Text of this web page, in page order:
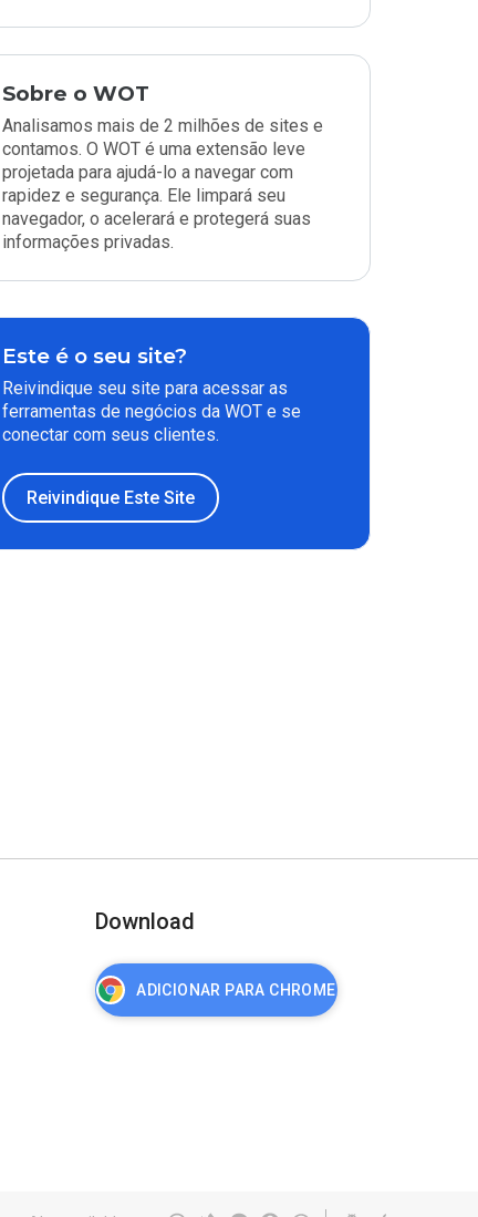
Sobre o WOT
Analisamos mais de 2 milhões de sites e
contamos. O WOT é uma extensão leve
projetada para ajudá-lo a navegar com
rapidez e segurança. Ele limpará seu
navegador, o acelerará e protegerá suas
informações privadas.
Este é o seu site?
Reivindique seu site para acessar as
ferramentas de negócios da WOT e se
conectar com seus clientes.
Reivindique Este Site
Download
ADICIONAR PARA CHROME